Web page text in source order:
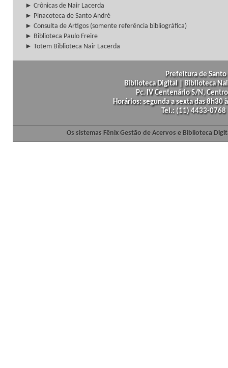
► Crônicas de Nair Lacerda
► Pinacoteca de Santo André
► Consulta de Artigos (somente referência bibliográfica)
► Biblioteca Paulo Freire
► Totem Biblioteca Nair Lacerda
Prefeitura de
Biblioteca Digital | Biblioteca
Pc. IV Centenário S/N,
Horários: segunda a sexta das
Tel.: (11) 4433-
Os sistemas Fênix Gestão de Acervos e Biblioteca